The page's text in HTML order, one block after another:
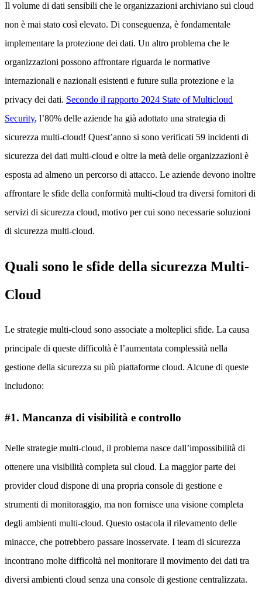
Il volume di dati sensibili che le organizzazioni archiviano sui cloud
non è mai stato così elevato. Di conseguenza, è fondamentale
implementare la protezione dei dati. Un altro problema che le
organizzazioni possono affrontare riguarda le normative
internazionali e nazionali esistenti e future sulla protezione e la
privacy dei dati. Secondo il rapporto 2024 State of Multicloud
Security, l’80% delle aziende ha già adottato una strategia di
sicurezza multi-cloud! Quest’anno si sono verificati 59 incidenti di
sicurezza dei dati multi-cloud e oltre la metà delle organizzazioni è
esposta ad almeno un percorso di attacco. Le aziende devono inoltre
affrontare le sfide della conformità multi-cloud tra diversi fornitori di
servizi di sicurezza cloud, motivo per cui sono necessarie soluzioni
di sicurezza multi-cloud.
Quali sono le sfide della sicurezza Multi-
Cloud
Le strategie multi-cloud sono associate a molteplici sfide. La causa
principale di queste difficoltà è l’aumentata complessità nella
gestione della sicurezza su più piattaforme cloud. Alcune di queste
includono:
#1. Mancanza di visibilità e controllo
Nelle strategie multi-cloud, il problema nasce dall’impossibilità di
ottenere una visibilità completa sul cloud. La maggior parte dei
provider cloud dispone di una propria console di gestione e
strumenti di monitoraggio, ma non fornisce una visione completa
degli ambienti multi-cloud. Questo ostacola il rilevamento delle
minacce, che potrebbero passare inosservate. I team di sicurezza
incontrano molte difficoltà nel monitorare il movimento dei dati tra
diversi ambienti cloud senza una console di gestione centralizzata.